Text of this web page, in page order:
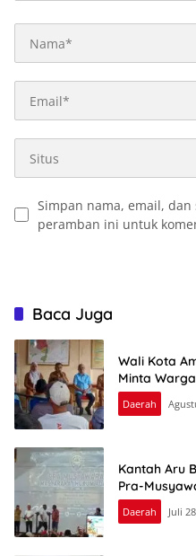
Simpan nama, email, dan
peramban ini untuk
Baca Juga
Wali Kota
Minta
Daerah
Kantah Aru
Pra-
Daerah Juli